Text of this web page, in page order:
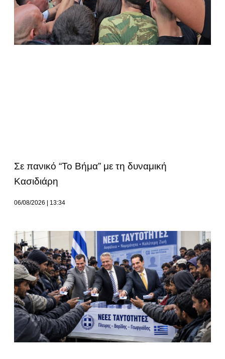
Σε πανικό “Το Βήμα” με τη δυναμική
Κασιδιάρη
06/08/2026 13:34